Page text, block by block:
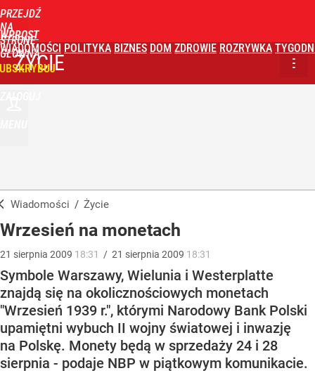
PRZEJDŹ
NA
STRONĘ
GŁÓWNĄ
WPROST
WIADOMOŚCI POLITYKA BIZNES DOM ZDROWIE ROZRYWKA
ŻYCIE
Wiadomości / Życie
Wrzesień na monetach
21 sierpnia 2009 18:31 / 21 sierpnia 2009 18:31
Symbole Warszawy, Wielunia i Westerplatte
znajdą się na okolicznościowych monetach
"Wrzesień 1939 r.", którymi Narodowy Bank Polski
upamiętni wybuch II wojny światowej i inwazję
na Polskę. Monety będą w sprzedaży 24 i 28
sierpnia - podaje NBP w piątkowym komunikacie.